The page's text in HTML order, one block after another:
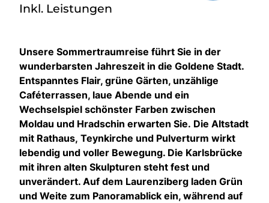
Inkl. Leistungen
Unsere Sommertraumreise führt Sie in der
wunderbarsten Jahreszeit in die Goldene Stadt.
Entspanntes Flair, grüne Gärten, unzählige
Caféterrassen, laue Abende und ein
Wechselspiel schönster Farben zwischen
Moldau und Hradschin erwarten Sie. Die Altstadt
mit Rathaus, Teynkirche und Pulverturm wirkt
lebendig und voller Bewegung. Die Karlsbrücke
mit ihren alten Skulpturen steht fest und
unverändert. Auf dem Laurenziberg laden Grün
und Weite zum Panoramablick ein, während auf